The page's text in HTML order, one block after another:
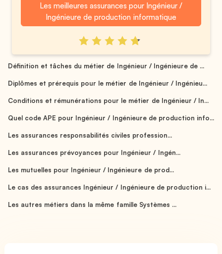
Les meilleures assurances pour Ingénieur /
Ingénieure de production informatique
Définition et tâches du métier de Ingénieur / Ingénieure de ...
Diplômes et prérequis pour le métier de Ingénieur / Ingénieu...
Conditions et rémunérations pour le métier de Ingénieur / In...
Quel code APE pour Ingénieur / Ingénieure de production info...
Les assurances responsabilités civiles profession...
Les assurances prévoyances pour Ingénieur / Ingén...
Les mutuelles pour Ingénieur / Ingénieure de prod...
Le cas des assurances Ingénieur / Ingénieure de production i...
Les autres métiers dans la même famille Systèmes ...